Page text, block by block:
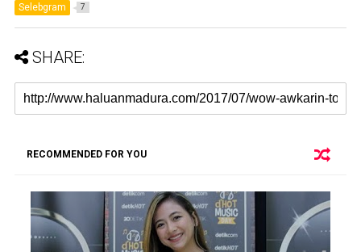
Selebgram 7
SHARE:
RECOMMENDED FOR YOU